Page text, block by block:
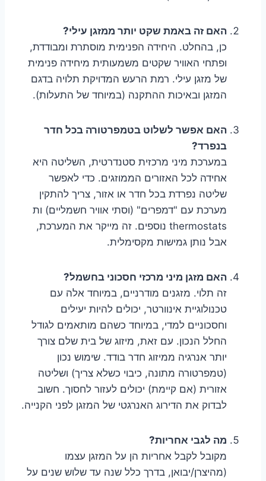
האם זה באמת שקט יותר ממזגן עילי?
כן, בהחלט. היחידה הפנימית מוסתרת ומבודדת,
ופתחי האוויר שקטים משמעותית מיחידה פנימית
של מזגן עילי. רמת הרעש המדויקת תלויה בדגם
המזגן ובאיכות ההתקנה (במיוחד של התעלות).
האם אפשר לשלוט בטמפרטורה בכל חדר
בנפרד?
במערכת מיני מרכזית סטנדרטית, השליטה היא
אחידה לכל האזורים הממוזגים. כדי לאפשר
שליטה נפרדת בכל חדר או אזור, צריך להתקין
מערכת עם "דמפרים" (וסתי אוויר חשמליים) ות
thermostats נוספים. זה מייקר את המערכת,
אבל נותן גמישות מקסימלית.
האם מזגן מיני מרכזי חסכוני בחשמל?
זה תלוי. מזגנים מודרניים, במיוחד אלה עם
טכנולוגיית אינוורטר, יכולים להיות יעילים
וחסכוניים למדי, במיוחד כשהם מותאמים לגודל
החלל הנכון. עם זאת, מיזוג של בית שלם צורך
יותר אנרגיה ממיזוג חדר בודד. שימוש נכון
(טמפרטורה מתונה, כיבוי כשלא צריך) ושליטה
אזורית (אם קיימת) יכולים לעזור לחסוך. חשוב
לבדוק את הדירוג האנרגטי של המזגן לפני הקנייה.
מה לגבי אחריות?
מקובל לקבל אחריות הן על המזגן עצמו
(מהיצרן/יבואן, בדרך כלל שנה עד שלוש שנים על